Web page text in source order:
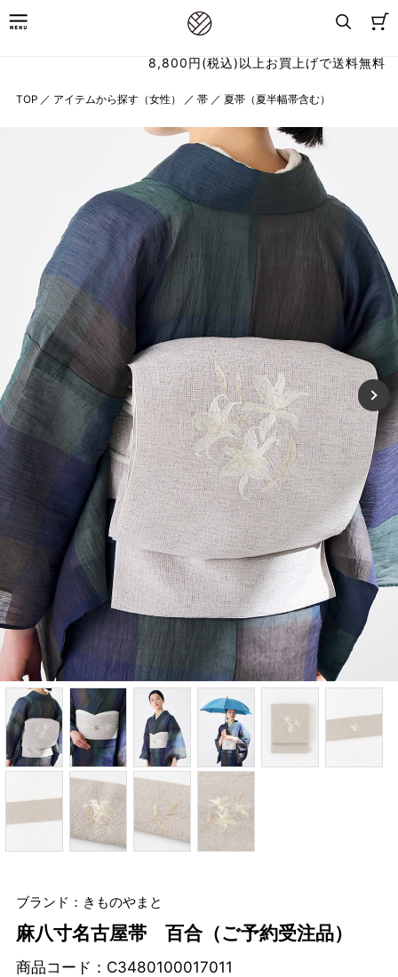
8,800円(税込)以上お買上げで送料無料
TOP ／ アイテムから探す（女性） ／ 帯 ／ 夏帯（夏半幅帯含む）
ブランド：きものやまと
麻八寸名古屋帯 百合（ご予約受注品）
商品コード： C3480100017011